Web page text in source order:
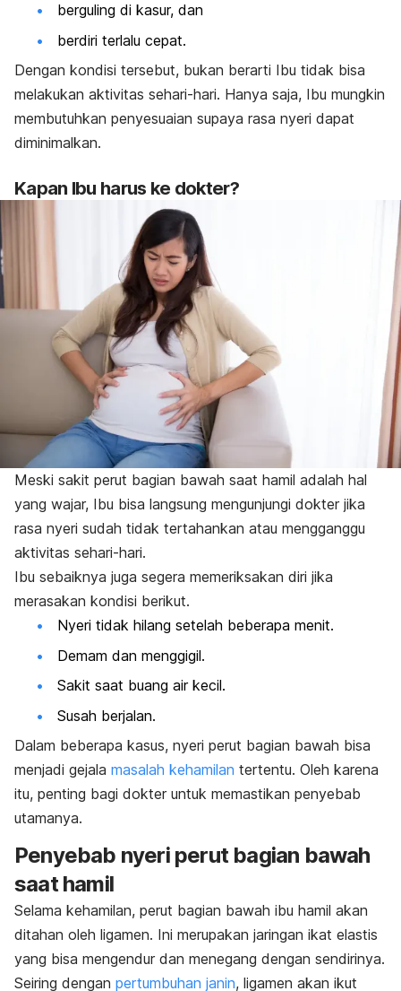
berguling di kasur, dan
berdiri terlalu cepat.
Dengan kondisi tersebut, bukan berarti Ibu tidak bisa
melakukan aktivitas sehari-hari. Hanya saja, Ibu mungkin
membutuhkan penyesuaian supaya rasa nyeri dapat
diminimalkan.
Kapan Ibu harus ke dokter?
Meski sakit perut bagian bawah saat hamil adalah hal
yang wajar, Ibu bisa langsung mengunjungi dokter jika
rasa nyeri sudah tidak tertahankan atau mengganggu
aktivitas sehari-hari.
Ibu sebaiknya juga segera memeriksakan diri jika
merasakan kondisi berikut.
Nyeri tidak hilang setelah beberapa menit.
Demam dan menggigil.
Sakit saat buang air kecil.
Susah berjalan.
Dalam beberapa kasus, nyeri perut bagian bawah bisa
menjadi gejala masalah kehamilan tertentu. Oleh karena
itu, penting bagi dokter untuk memastikan penyebab
utamanya.
Penyebab nyeri perut bagian bawah
saat hamil
Selama kehamilan, perut bagian bawah ibu hamil akan
ditahan oleh ligamen. Ini merupakan jaringan ikat elastis
yang bisa mengendur dan menegang dengan sendirinya.
Seiring dengan pertumbuhan janin, ligamen akan ikut